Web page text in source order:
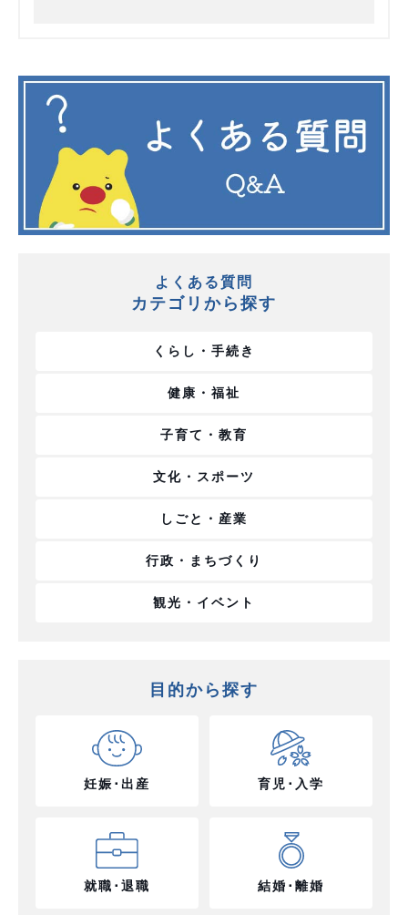
よくある質問
カテゴリから探す
くらし・手続き
健康・福祉
子育て・教育
文化・スポーツ
しごと・産業
行政・まちづくり
観光・イベント
目的から探す
妊娠･出産 育児･入学
就職･退職 結婚･離婚